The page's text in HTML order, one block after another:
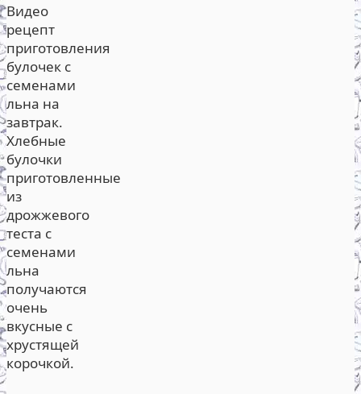
Видео
рецепт
приготовления
булочек с
семенами
льна на
завтрак.
Хлебные
булочки
приготовленные
из
дрожжевого
теста с
семенами
льна
получаются
очень
вкусные с
хрустящей
корочкой.